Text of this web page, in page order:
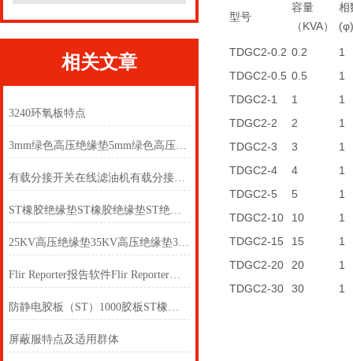
相关文章
3240环氧板特点
3mm绿色高压绝缘垫5mm绿色高压绝缘垫
有载分接开关在线滤油机有载分接开关在线滤油机
ST橡胶绝缘垫ST橡胶绝缘垫ST绝缘橡胶地毯
25KV高压绝缘垫35KV高压绝缘垫3mm高压绝缘垫
Flir Reporter报告软件Flir Reporter报告软件
防静电胶板（ST）1000胶板ST橡胶板 ST氯丁橡胶板ST
屏蔽服特点及适用群体
型号
容量
（KVA）
相
(φ)
TDGC2-0.2 0.2
1
TDGC2-0.5 0.5
1
TDGC2-1
1
1
TDGC2-2
2
1
TDGC2-3
3
1
TDGC2-4
4
1
TDGC2-5
5
1
TDGC2-10
10
1
TDGC2-15
15
1
TDGC2-20
20
1
TDGC2-30
30 1